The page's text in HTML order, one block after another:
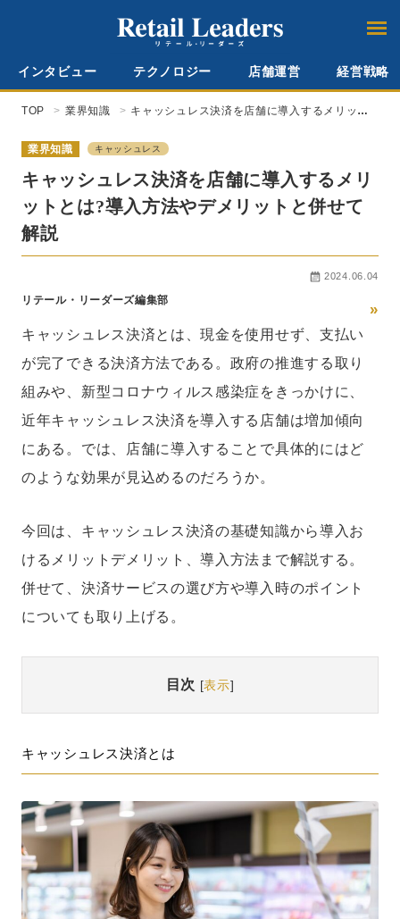
インタビュー テクノロジー 店舗運営 経営戦略
TOP 業界知識
キャッシュレス決済を店舗に導入するメリット
業界知識
キャッシュレス
キャッシュレス決済を店舗に導入するメリ
ットとは?導入方法やデメリットと併せて
解説
2024.06.04
リテール・リーダーズ編集部
»
キャッシュレス決済とは、現金を使用せず、支払い
が完了できる決済方法である。政府の推進する取り
組みや、新型コロナウィルス感染症をきっかけに、
近年キャッシュレス決済を導入する店舗は増加傾向
にある。では、店舗に導入することで具体的にはど
のような効果が見込めるのだろうか。
今回は、キャッシュレス決済の基礎知識から導入お
けるメリットデメリット、導入方法まで解説する。
併せて、決済サービスの選び方や導入時のポイント
についても取り上げる。
目次 [表示]
キャッシュレス決済とは